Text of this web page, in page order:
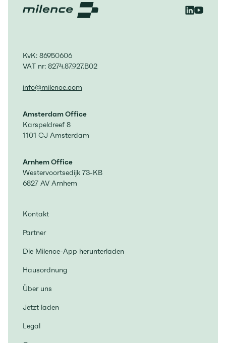
KvK: 86950606
VAT nr: 8274.87.927.B02
info@milence.com
Amsterdam Office
Karspeldreef 8
1101 CJ Amsterdam
Arnhem Office
Westervoortsedijk 73-KB
6827 AV Arnhem
Kontakt
Partner
Die Milence-App herunterladen
Hausordnung
Über uns
Jetzt laden
Legal